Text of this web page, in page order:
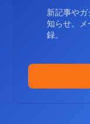
新記事や
知らせ。メ
録。